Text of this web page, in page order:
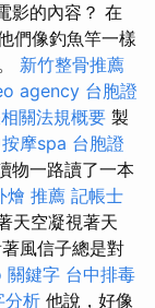
影的內容？ 在
們像釣魚竿一樣
新竹整骨推薦
agency 台胞證
關法規概要 製
摩spa 台胞證
物一路讀了一本
燴 推薦 記帳士
天空凝視著天
風信子總是對
關鍵字 台中排毒
分析 他說，好像